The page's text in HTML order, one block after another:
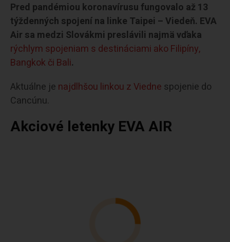
Pred pandémiou koronavírusu fungovalo až 13
týždenných spojení na linke Taipei – Viedeň. EVA
Air sa medzi Slovákmi preslávili najmä vďaka
rýchlym spojeniam s destináciami ako Filipíny,
Bangkok či Bali.
Aktuálne je najdlhšou linkou z Viedne spojenie do
Cancúnu.
Akciové letenky EVA AIR